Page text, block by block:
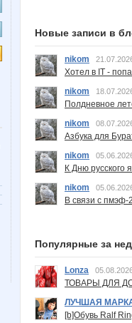
Новые записи в
nikom
Хотел в IT -
nikom
Полдневное
nikom
Азбука для
nikom
К Дню русского
nikom
В связи с пмэф-
Популярные за
Lonza
ТОВАРЫ ДЛЯ
ЛУЧШАЯ
[b]Обувь Ralf